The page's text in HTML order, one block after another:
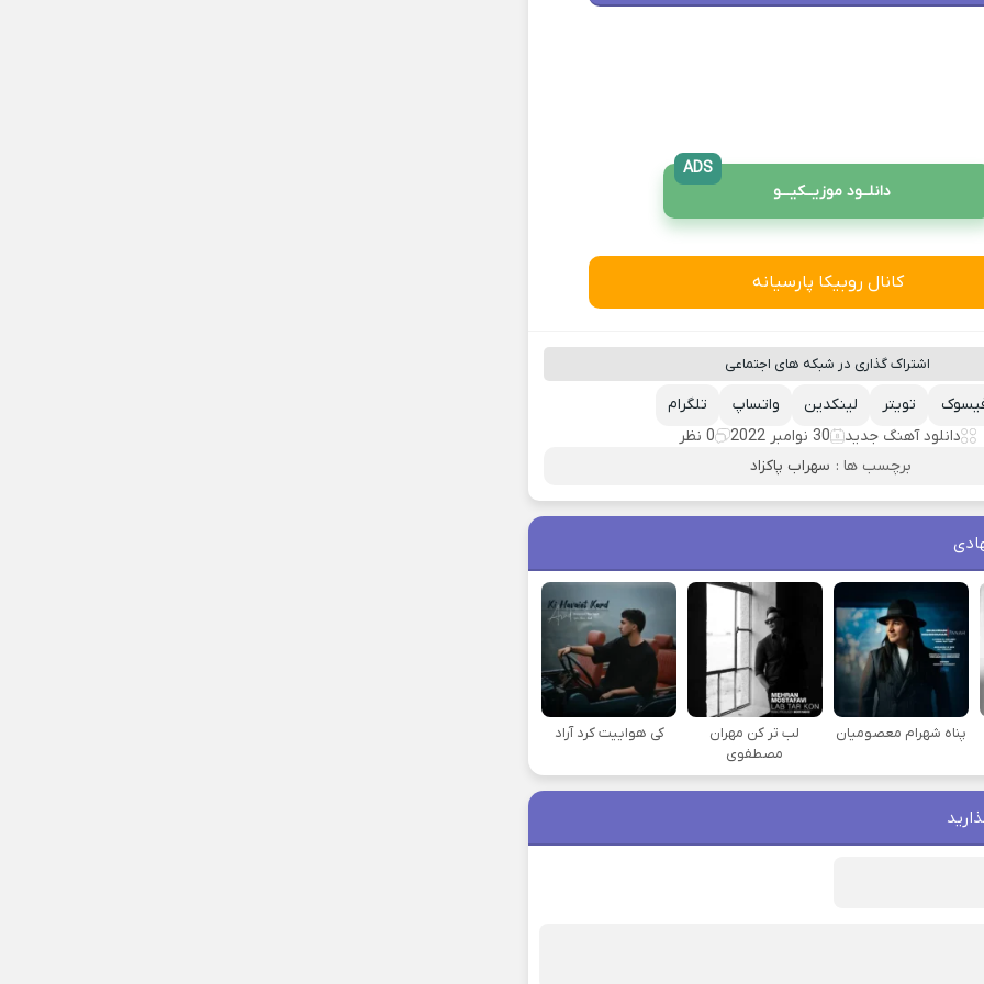
دانلــود موزیــکیـــو
ADS
کانال روبیکا پارسیانه
اشتراک گذاری در شبکه های اجتماعی
تلگرام واتساپ لینکدین تویتر
دانلود آهنگ جدید
30 نوامبر 2022
0 نظر
برچسب ها : سهراب پاکزاد
پناه شهرام معصومیان
لب تر کن مهران
مصطفوی
کی هواییت کرد آراد